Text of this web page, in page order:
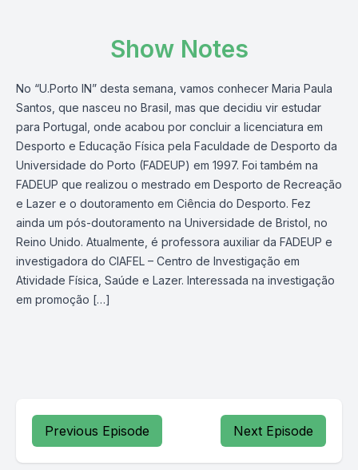
Show Notes
No “U.Porto IN” desta semana, vamos conhecer Maria Paula
Santos, que nasceu no Brasil, mas que decidiu vir estudar
para Portugal, onde acabou por concluir a licenciatura em
Desporto e Educação Física pela Faculdade de Desporto da
Universidade do Porto (FADEUP) em 1997. Foi também na
FADEUP que realizou o mestrado em Desporto de Recreação
e Lazer e o doutoramento em Ciência do Desporto. Fez
ainda um pós-doutoramento na Universidade de Bristol, no
Reino Unido. Atualmente, é professora auxiliar da FADEUP e
investigadora do CIAFEL – Centro de Investigação em
Atividade Física, Saúde e Lazer. Interessada na investigação
em promoção […]
Previous Episode Next Episode